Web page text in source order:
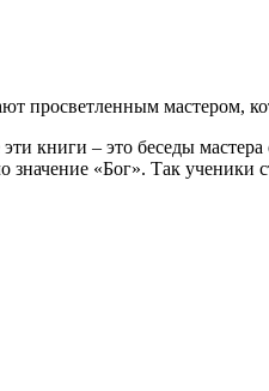
просветленным мастером,
книги – это беседы
«Бог». Так